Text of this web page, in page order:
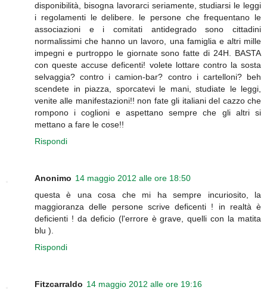
disponibilità, bisogna lavorarci seriamente, studiarsi le leggi
i regolamenti le delibere. le persone che frequentano le
associazioni e i comitati antidegrado sono cittadini
normalissimi che hanno un lavoro, una famiglia e altri mille
impegni e purtroppo le giornate sono fatte di 24H. BASTA
con queste accuse deficenti! volete lottare contro la sosta
selvaggia? contro i camion-bar? contro i cartelloni? beh
scendete in piazza, sporcatevi le mani, studiate le leggi,
venite alle manifestazioni!! non fate gli italiani del cazzo che
rompono i coglioni e aspettano sempre che gli altri si
mettano a fare le cose!!
Rispondi
Anonimo 14 maggio 2012 alle ore 18:50
questa è una cosa che mi ha sempre incuriosito, la
maggioranza delle persone scrive deficenti ! in realtà è
deficienti ! da deficio (l'errore è grave, quelli con la matita
blu ).
Rispondi
Fitzcarraldo 14 maggio 2012 alle ore 19:16